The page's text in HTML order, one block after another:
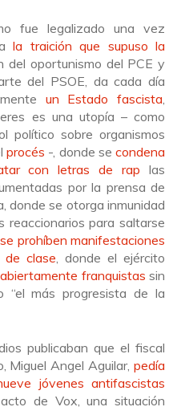
fue legalizado una vez
ala traición que supuso la
del oportunismo del PCE y
del PSOE, da cada día
un Estado fascista
es una utopía – como
político sobre organismos
procés -, donde secondena
con letras de rap las
por la prensa de
donde se otorga inmunidad
reaccionarios para saltarse
se prohíben manifestaciones
de clase , donde el ejército
franquistas sin
“el más progresista de la
publicaban que el fiscal
Miguel Angel Aguilar, pedía
jóvenes antifascistas
de Vox, una situación